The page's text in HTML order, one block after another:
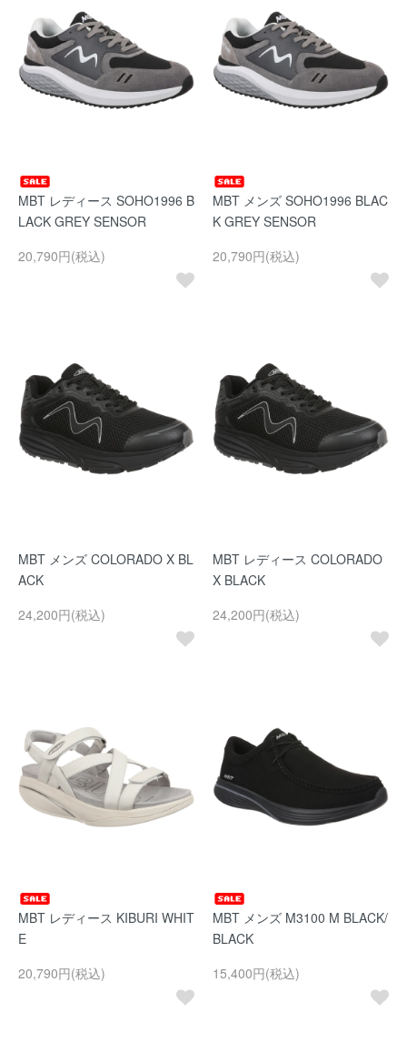
MBT レディース SOHO1996 B
LACK GREY SENSOR
20,790円(税込)
MBT メンズ SOHO1996 BLAC
K GREY SENSOR
20,790円(税込)
MBT メンズ COLORADO X BL
ACK
24,200円(税込)
MBT レディース COLORADO
X BLACK
24,200円(税込)
MBT レディース KIBURI WHIT
E
20,790円(税込)
MBT メンズ M3100 M BLACK/
BLACK
15,400円(税込)